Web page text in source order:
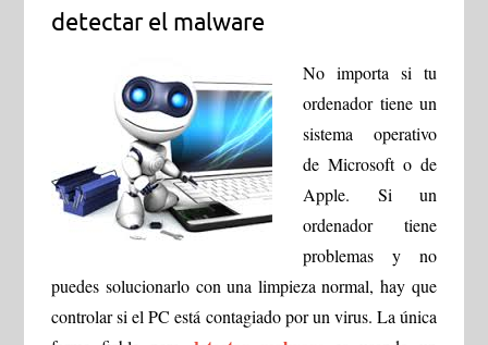
detectar el malware
No importa si tu
ordenador tiene un
sistema operativo
de Microsoft o de
Apple. Si un
ordenador tiene
problemas y no
puedes solucionarlo con una limpieza normal, hay que
controlar si el PC está contagiado por un virus. La única